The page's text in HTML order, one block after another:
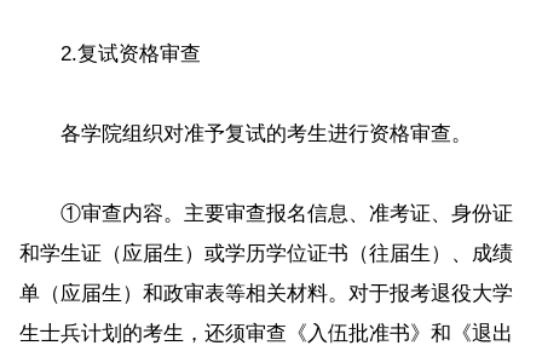
2.复试资格审查
各学院组织对准予复试的考生进行资格审查。
①审查内容。主要审查报名信息、准考证、身份证
和学生证（应届生）或学历学位证书（往届生）、成绩
单（应届生）和政审表等相关材料。对于报考退役大学
生士兵计划的考生，还须审查《入伍批准书》和《退出